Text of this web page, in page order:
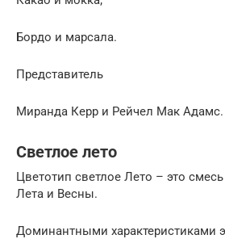
Бордо и марсала.
Представитель
Миранда Керр и Рейчел Мак Адамс.
Светлое лето
Цветотип светлое Лето – это
Лета и Весны.
Доминантными характеристиками